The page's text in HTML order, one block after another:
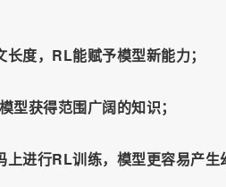
度，RL能赋予模型新能力；
型获得范围广阔的知识；
进行RL训练，模型更容易产生